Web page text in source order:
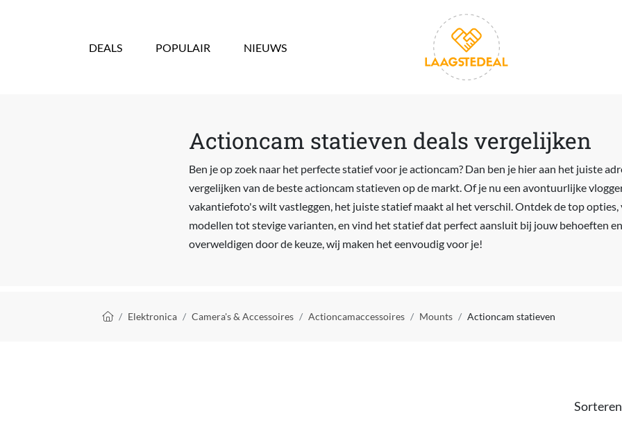
DEALS POPULAIR NIEUWS
Actioncam statieven deals vergelijken
Ben je op zoek naar het perfecte statief voor je actioncam? Dan ben je hier aan het juiste
vergelijken van de beste actioncam statieven op de markt. Of je nu een avontuurlijke
vakantiefoto's wilt vastleggen, het juiste statief maakt al het verschil. Ontdek de top
modellen tot stevige varianten, en vind het statief dat perfect aansluit bij jouw behoeften
overweldigen door de keuze, wij maken het eenvoudig voor je!
Kruimelpad
Elektronica Camera's & Accessoires Actioncamaccessoires Mounts Actioncam statieven